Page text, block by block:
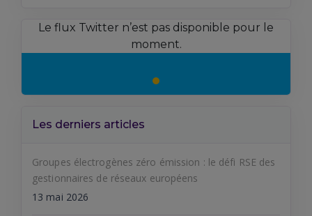
Le flux Twitter n’est pas disponible pour le
moment.
Les derniers articles
Groupes électrogènes zéro émission : le défi RSE des
gestionnaires de réseaux européens
13 mai 2026